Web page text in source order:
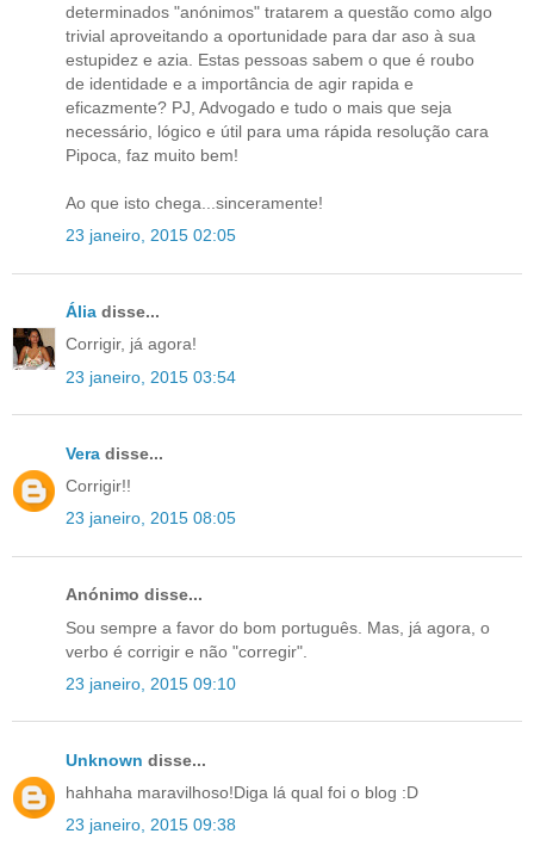
determinados "anónimos" tratarem a questão como algo
trivial aproveitando a oportunidade para dar aso à sua
estupidez e azia. Estas pessoas sabem o que é roubo
de identidade e a importância de agir rapida e
eficazmente? PJ, Advogado e tudo o mais que seja
necessário, lógico e útil para uma rápida resolução cara
Pipoca, faz muito bem!
Ao que isto chega...sinceramente!
23 janeiro, 2015 02:05
Ália disse...
Corrigir, já agora!
23 janeiro, 2015 03:54
Vera disse...
Corrigir!!
23 janeiro, 2015 08:05
Anónimo disse...
Sou sempre a favor do bom português. Mas, já agora, o
verbo é corrigir e não "corregir".
23 janeiro, 2015 09:10
Unknown disse...
hahhaha maravilhoso!Diga lá qual foi o blog :D
23 janeiro, 2015 09:38